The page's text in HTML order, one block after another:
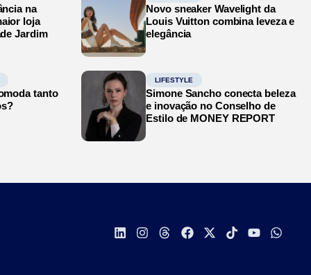
na
loja
Jardim
Novo sneaker Wavelight da
Louis Vuitton combina leveza e
elegância
tanto
LIFESTYLE
Simone Sancho conecta beleza
e inovação no Conselho de
Estilo de MONEY REPORT